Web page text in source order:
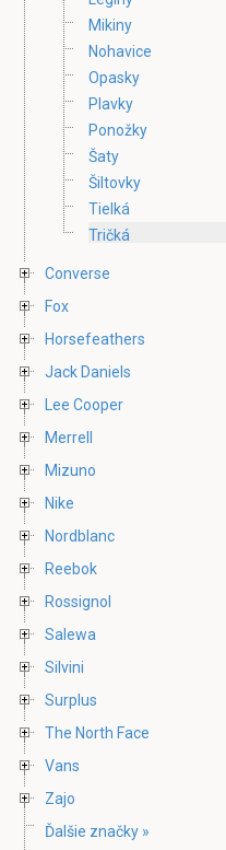
Mikiny
Nohavice
Opasky
Plavky
Ponožky
Šaty
Šiltovky
Tielká
Tričká
Converse
Fox
Horsefeathers
Jack Daniels
Lee Cooper
Merrell
Mizuno
Nike
Nordblanc
Reebok
Rossignol
Salewa
Silvini
Surplus
The North Face
Vans
Zajo
Ďalšie značky »